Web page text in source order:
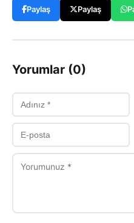
Paylaş Paylaş
Yorumlar (0)